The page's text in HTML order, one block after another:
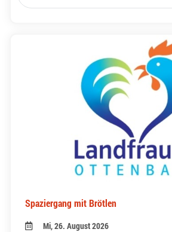
Spaziergang mit Brötlen
Mi, 26. August 2026